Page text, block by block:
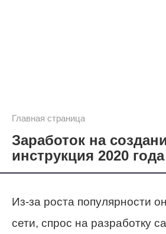
Главная страница
Заработок на
инструкция 2020 года
Из-за роста популярности
сети, спрос на разработку